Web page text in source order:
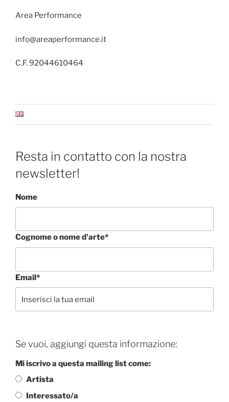
Area Performance
info@areaperformance.it
C.F. 92044610464
Resta in contatto con la nostra
newsletter!
Nome
Cognome o nome d'arte*
Email*
Se vuoi, aggiungi questa informazione:
Mi iscrivo a questa mailing list come:
Artista
Interessato/a